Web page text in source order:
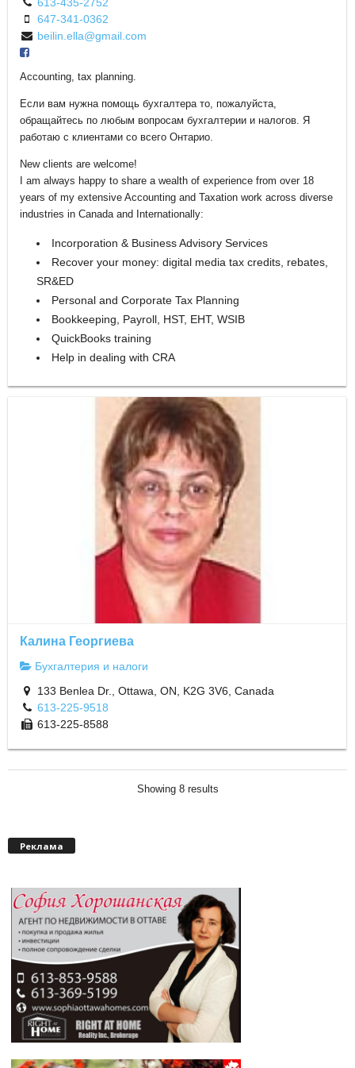
647-341-0362
beilin.ella@gmail.com
Accounting, tax planning.
Если вам нужна помощь бухгалтера то, пожалуйста,
обращайтесь по любым вопросам бухгалтерии и налогов. Я
работаю с клиентами со всего Онтарио.
New clients are welcome!
I am always happy to share a wealth of experience from over 18
years of my extensive Accounting and Taxation work across diverse
industries in Canada and Internationally:
Incorporation & Business Advisory Services
Recover your money: digital media tax credits, rebates,
SR&ED
Personal and Corporate Tax Planning
Bookkeeping, Payroll, HST, EHT, WSIB
QuickBooks training
Help in dealing with CRA
Калина Георгиева
Бухгалтерия и налоги
133 Benlea Dr., Ottawa, ON, K2G 3V6, Canada
613-225-9518
613-225-8588
Showing 8 results
Реклама